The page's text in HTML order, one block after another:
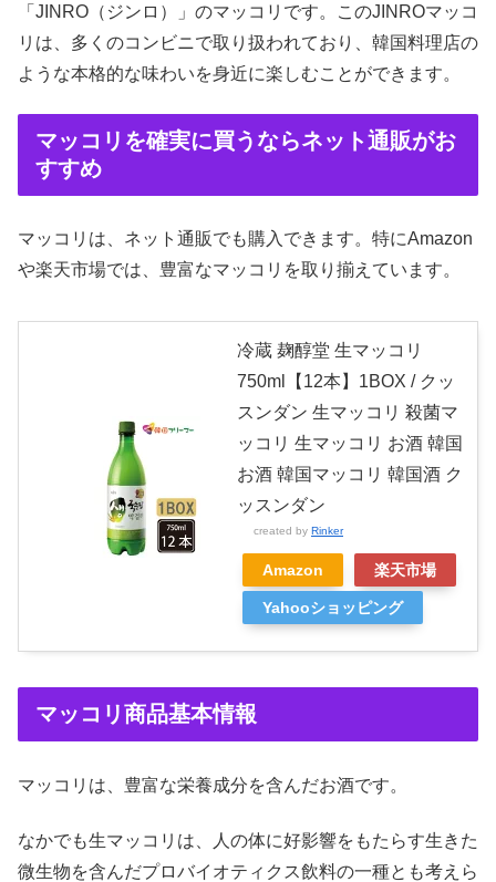
「JINRO（ジンロ）」のマッコリです。このJINROマッコ
リは、多くのコンビニで取り扱われており、韓国料理店の
ような本格的な味わいを身近に楽しむことができます。
マッコリを確実に買うならネット通販がお
すすめ
マッコリは、ネット通販でも購入できます。特にAmazon
や楽天市場では、豊富なマッコリを取り揃えています。
冷蔵 麹醇堂 生マッコリ
750ml【12本】1BOX / クッ
スンダン 生マッコリ 殺菌マ
ッコリ 生マッコリ お酒 韓国
お酒 韓国マッコリ 韓国酒 ク
ッスンダン
created by Rinker
Amazon 楽天市場
Yahooショッピング
マッコリ商品基本情報
マッコリは、豊富な栄養成分を含んだお酒です。
なかでも生マッコリは、人の体に好影響をもたらす生きた
微生物を含んだプロバイオティクス飲料の一種とも考えら